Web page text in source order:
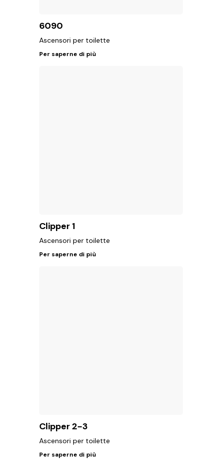
6090
Ascensori per toilette
Per saperne di più
Clipper 1
Ascensori per toilette
Per saperne di più
Clipper 2-3
Ascensori per toilette
Per saperne di più